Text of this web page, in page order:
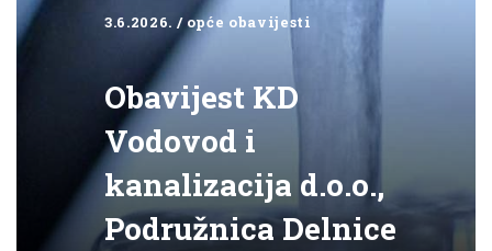
3.6.2026. / opće obavijesti
Obavijest KD
Vodovod i
kanalizacija d.o.o.,
Podružnica Delnice